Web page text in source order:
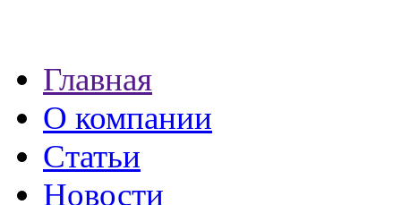
экспресс займы
Главная
О компании
Статьи
Новости